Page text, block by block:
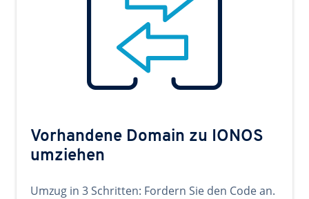
Vorhandene Domain zu IONOS
umziehen
Umzug in 3 Schritten: Fordern Sie den Code an.